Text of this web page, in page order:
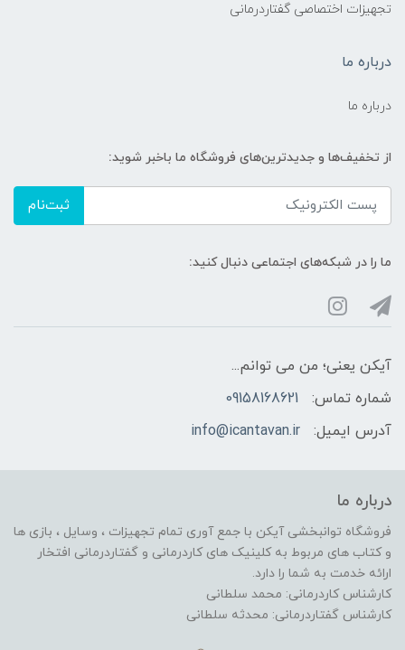
تجهیزات اختصاصی گفتاردرمانی
درباره ما
درباره ما
از تخفیف‌ها و جدیدترین‌های فروشگاه ما باخبر شوید:
ثبت‌نام
ما را در شبکه‌های اجتماعی دنبال کنید:
آیکن یعنی؛ من می توانم...
شماره تماس:
09158168621
آدرس ایمیل:
info@icantavan.ir
درباره ما
فروشگاه توانبخشی آیکن با جمع آوری تمام تجهیزات ، وسایل ، بازی ها
و کتاب های مربوط به کلینیک های کاردرمانی و گفتاردرمانی افتخار
ارائه خدمت به شما را دارد.
کارشناس کاردرمانی: محمد سلطانی
کارشناس گفتاردرمانی: محدثه سلطانی